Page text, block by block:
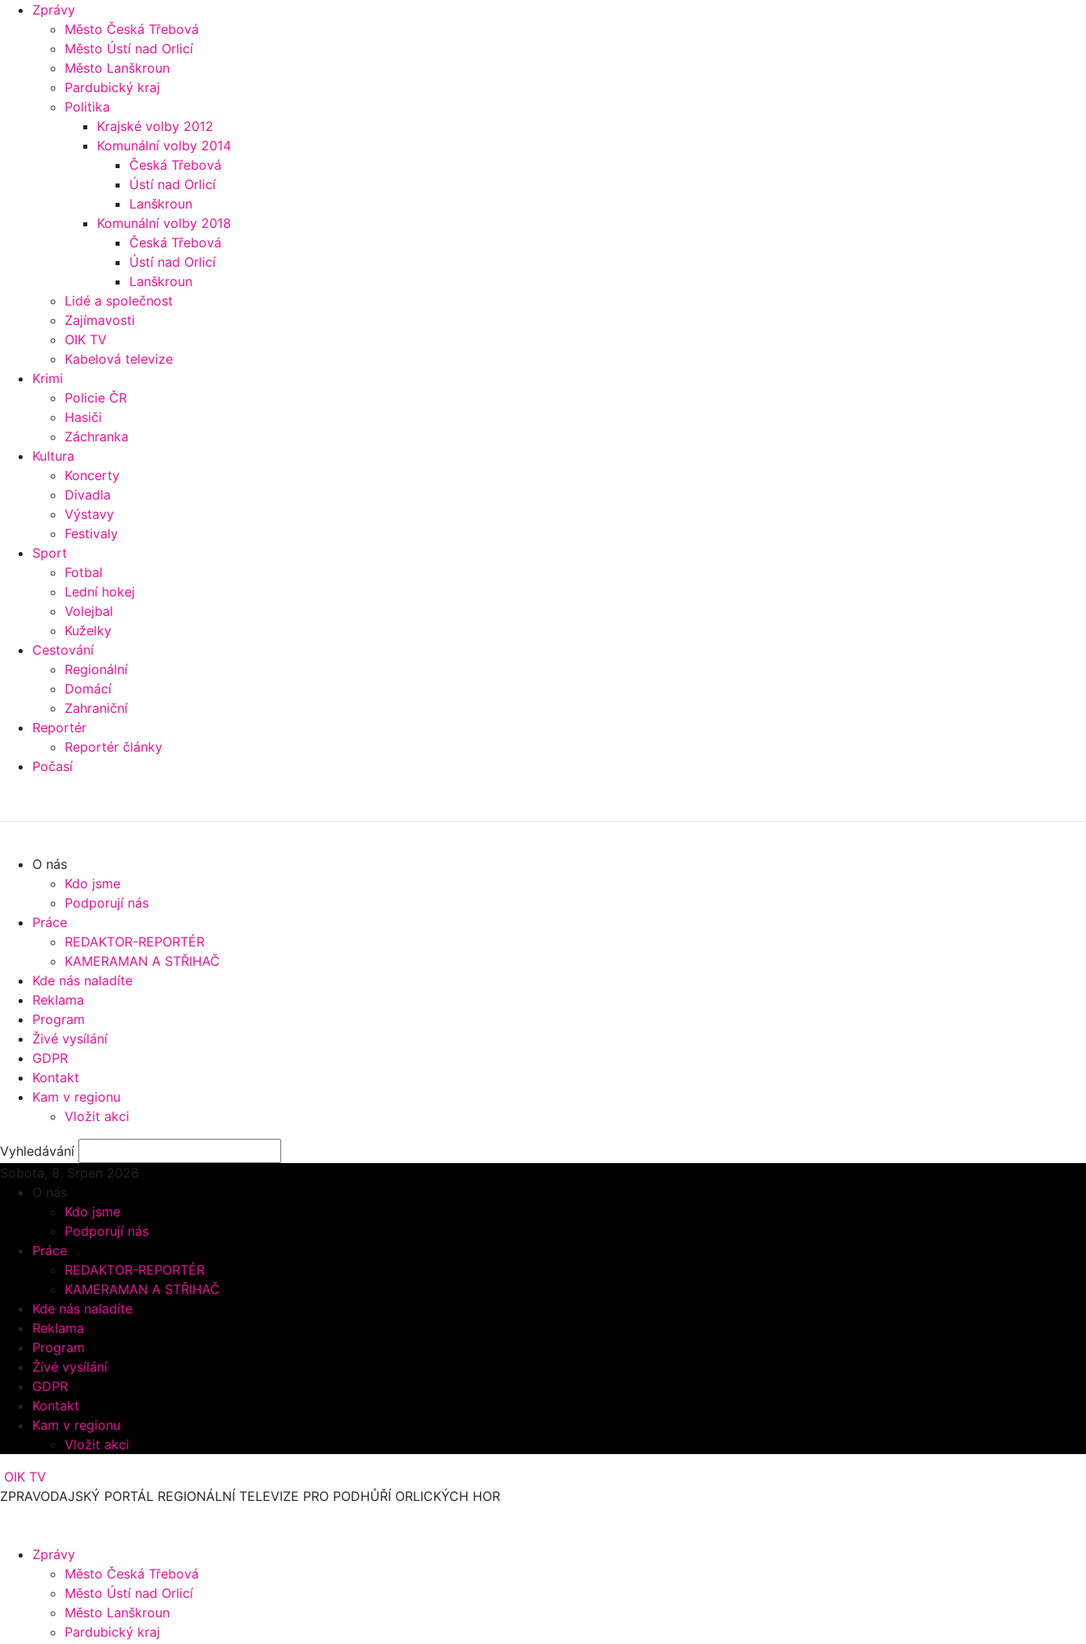
Zprávy
Město Česká Třebová
Město Ústí nad Orlicí
Město Lanškroun
Pardubický kraj
Politika
Krajské volby 2012
Komunální volby 2014
Česká Třebová
Ústí nad Orlicí
Lanškroun
Komunální volby 2018
Česká Třebová
Ústí nad Orlicí
Lanškroun
Lidé a společnost
Zajímavosti
OIK TV
Kabelová televize
Krimi
Policie ČR
Hasiči
Záchranka
Kultura
Koncerty
Divadla
Výstavy
Festivaly
Sport
Fotbal
Lední hokej
Volejbal
Kuželky
Cestování
Regionální
Domácí
Zahraniční
Reportér
Reportér články
Počasí
O nás
Kdo jsme
Podporují nás
Práce
REDAKTOR-REPORTÉR
KAMERAMAN A STŘIHAČ
Kde nás naladíte
Reklama
Program
Živé vysílání
GDPR
Kontakt
Kam v regionu
Vložit akci
Vyhledávání
Sobota, 8. Srpen 2026
O nás
Kdo jsme
Podporují nás
Práce
REDAKTOR-REPORTÉR
KAMERAMAN A STŘIHAČ
Kde nás naladíte
Reklama
Program
Živé vysílání
GDPR
Kontakt
Kam v regionu
Vložit akci
OIK TV
ZPRAVODAJSKÝ PORTÁL REGIONÁLNÍ TELEVIZE PRO PODHŮŘÍ ORLICKÝCH HOR
Zprávy
Město Česká Třebová
Město Ústí nad Orlicí
Město Lanškroun
Pardubický kraj